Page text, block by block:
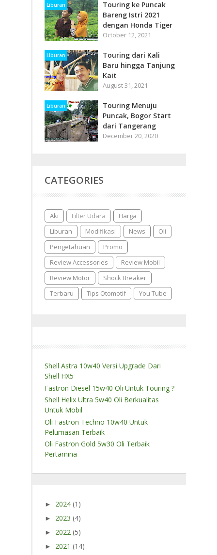
Liburan
Touring ke Puncak
Bareng Istri 2021
dengan Honda Tiger
October 12, 2021
Liburan
Touring dari Kali
Baru hingga Tanjung
Kait
August 31, 2021
Liburan
Touring Menuju
Puncak, Bogor Start
dari Tangerang
December 20, 2020
CATEGORIES
Aki Filter Udara
Harga
Liburan
Modifikasi News
Oli
Pengetahuan
Promo
Review Accessories
Review Mobil
Review Motor
Shock Breaker
Terbaru
Tips Otomotif You Tube
Shell Astra 10w40 Versi Upgrade Dari
Shell HX5
Fastron Diesel 15w40 Oli Untuk Touring ?
Shell Helix Ultra 5w40 Oli Berkualitas
Untuk Mobil
Oli Fastron Techno 10w40 Untuk
Pelumasan Terbaik
Oli Fastron Gold 5w30 Oli Terbaik
Pertamina
► 2024 (1)
► 2023 (4)
► 2022 (5)
► 2021 (14)